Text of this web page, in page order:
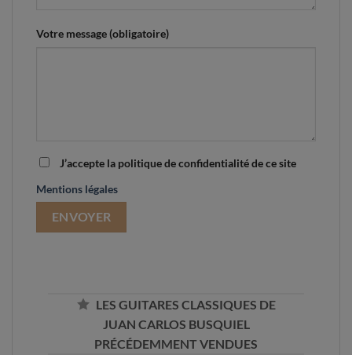
Votre message (obligatoire)
J’accepte la politique de confidentialité de ce site
Mentions légales
LES GUITARES CLASSIQUES DE
JUAN CARLOS BUSQUIEL
PRÉCÉDEMMENT VENDUES